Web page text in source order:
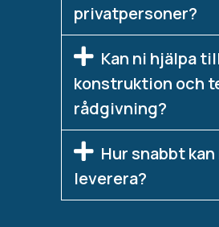
privatpersoner?
Kan ni hjälpa
konstruktion och
rådgivning?
Hur snabbt kan
leverera?